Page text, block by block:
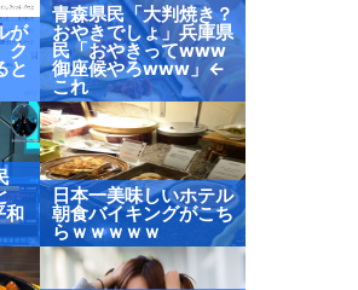
が
ク
と
青森県民「大判焼き？
おやきでしょ」兵庫県
民「おやきってwww
御座候やろwww」←
これ
和
日本一美味しいホテル
朝食バイキングがこち
らｗｗｗｗｗ